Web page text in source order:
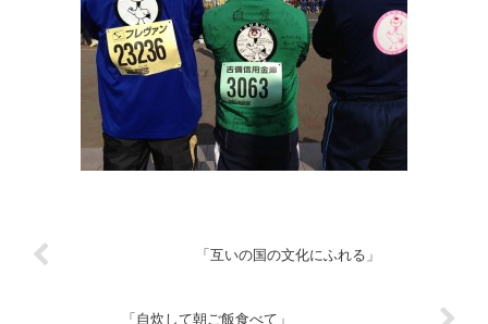
「互いの国の文化にふれる」
「自炊して朝ご飯食べて」